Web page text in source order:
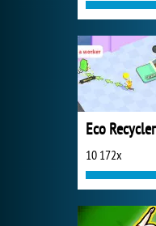
Eco Recycler
10 172x